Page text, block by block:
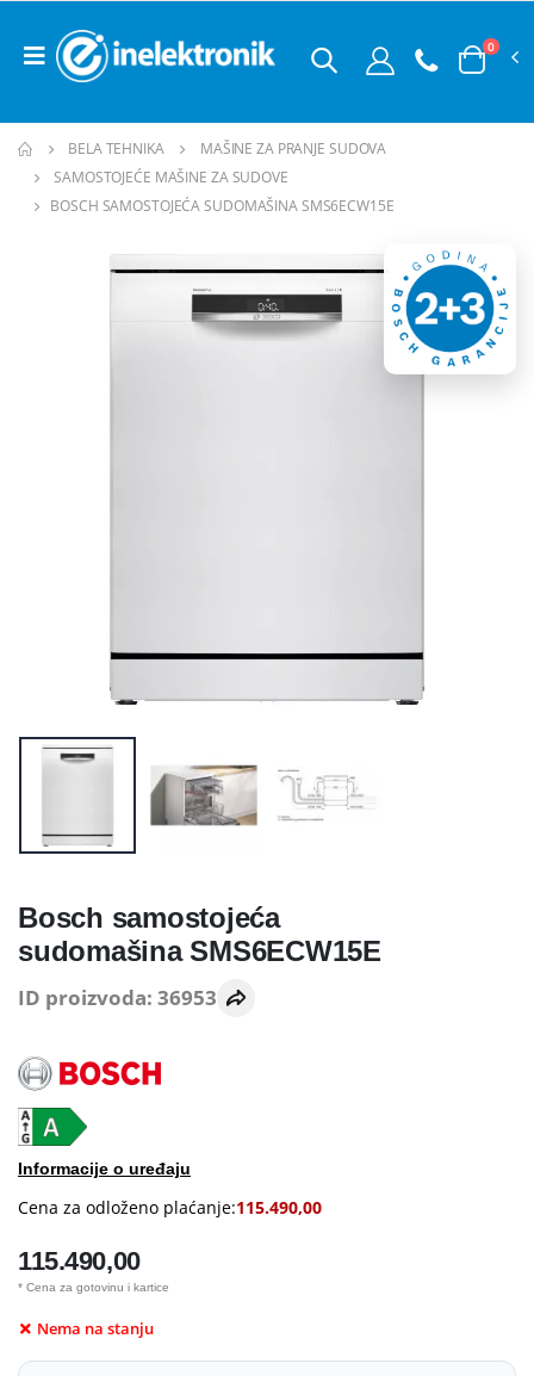
0
BELA TEHNIKA
MAŠINE ZA PRANJE SUDOVA
SAMOSTOJEĆE MAŠINE ZA SUDOVE
BOSCH SAMOSTOJEĆA SUDOMAŠINA SMS6ECW15E
Bosch samostojeća
sudomašina SMS6ECW15E
ID proizvoda: 36953
Informacije o uređaju
Cena za odloženo plaćanje:115.490,00
115.490,00
* Cena za gotovinu i kartice
Nema na stanju